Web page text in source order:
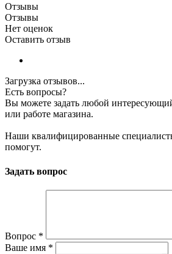
Отзывы
Отзывы
Нет оценок
Оставить отзыв
Загрузка отзывов...
Есть вопросы?
Вы можете задать любой
или работе магазина.
Наши квалифицированные
помогут.
Задать вопрос
Вопрос *
Ваше имя *